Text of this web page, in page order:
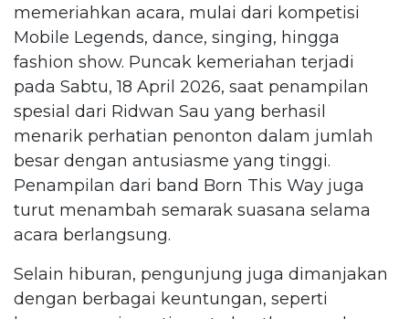
memeriahkan acara, mulai dari kompetisi
Mobile Legends, dance, singing, hingga
fashion show. Puncak kemeriahan terjadi
pada Sabtu, 18 April 2026, saat penampilan
spesial dari Ridwan Sau yang berhasil
menarik perhatian penonton dalam jumlah
besar dengan antusiasme yang tinggi.
Penampilan dari band Born This Way juga
turut menambah semarak suasana selama
acara berlangsung.
Selain hiburan, pengunjung juga dimanjakan
dengan berbagai keuntungan, seperti